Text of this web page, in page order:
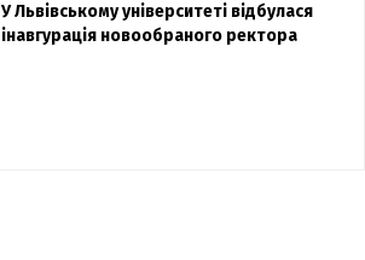
Павло Дак
Захисник "Азовсталі" Діанов вдруге
одружився та показав фото з весілля
У Львівському університеті відбулася
інавгурація новообраного ректора